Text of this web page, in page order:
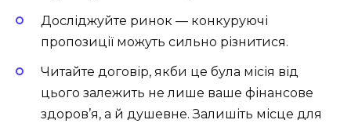
Досліджуйте ринок — конкуруючі
пропозиції можуть сильно різнитися.
Читайте договір, якби це була місія від
цього залежить не лише ваше фінансове
здоров’я, а й душевнe. Залишіть місце для